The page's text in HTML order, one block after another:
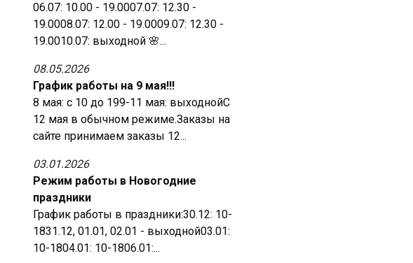
06.07: 10.00 - 19.0007.07: 12.30 -
19.0008.07: 12.00 - 19.0009.07: 12.30 -
19.0010.07: выходной 🌸...
08.05.2026
График работы на 9 мая!!!
8 мая: с 10 до 199-11 мая: выходнойС
12 мая в обычном режиме.Заказы на
сайте принимаем заказы 12...
03.01.2026
Режим работы в Новогодние
праздники
График работы в праздники:30.12: 10-
1831.12, 01.01, 02.01 - выходной03.01:
10-1804.01: 10-1806.01:...